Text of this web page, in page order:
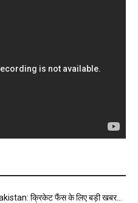
क्रिकेट फैंस के लिए बड़ी खबर…